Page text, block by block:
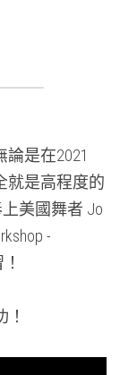
是在2021
就是高程度的
美國舞者 Jo
-